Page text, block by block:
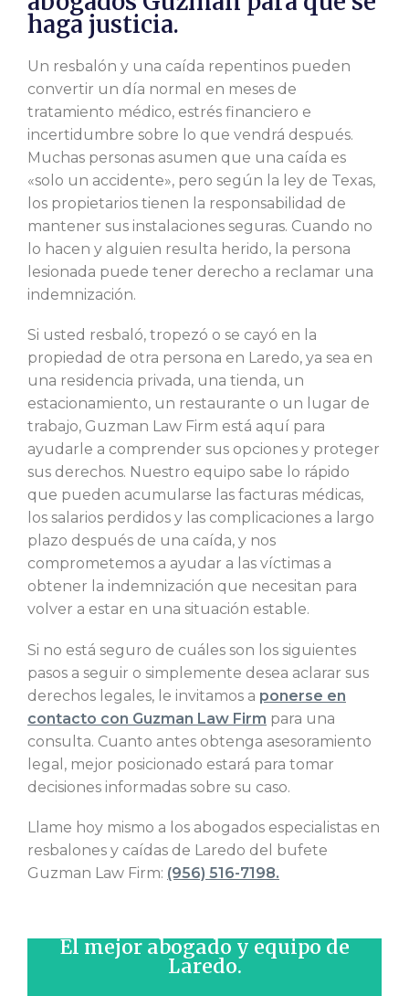
haga justicia.
Un resbalón y una caída repentinos pueden
convertir un día normal en meses de
tratamiento médico, estrés financiero e
incertidumbre sobre lo que vendrá después.
Muchas personas asumen que una caída es
«solo un accidente», pero según la ley de Texas,
los propietarios tienen la responsabilidad de
mantener sus instalaciones seguras. Cuando no
lo hacen y alguien resulta herido, la persona
lesionada puede tener derecho a reclamar una
indemnización.
Si usted resbaló, tropezó o se cayó en la
propiedad de otra persona en Laredo, ya sea en
una residencia privada, una tienda, un
estacionamiento, un restaurante o un lugar de
trabajo, Guzman Law Firm está aquí para
ayudarle a comprender sus opciones y proteger
sus derechos. Nuestro equipo sabe lo rápido
que pueden acumularse las facturas médicas,
los salarios perdidos y las complicaciones a largo
plazo después de una caída, y nos
comprometemos a ayudar a las víctimas a
obtener la indemnización que necesitan para
volver a estar en una situación estable.
Si no está seguro de cuáles son los siguientes
pasos a seguir o simplemente desea aclarar sus
derechos legales, le invitamos a ponerse en
contacto con Guzman Law Firm para una
consulta. Cuanto antes obtenga asesoramiento
legal, mejor posicionado estará para tomar
decisiones informadas sobre su caso.
Llame hoy mismo a los abogados especialistas en
resbalones y caídas de Laredo del bufete
Guzman Law Firm: (956) 516-7198.
El mejor abogado y equipo de
Laredo.